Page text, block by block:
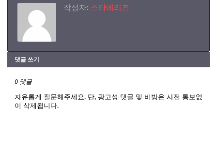
작성자: 스타베리즈
댓글 쓰기
0 댓글
자유롭게 질문해주세요. 단, 광고성 댓글 및 비방은 사전 통보없
이 삭제됩니다.